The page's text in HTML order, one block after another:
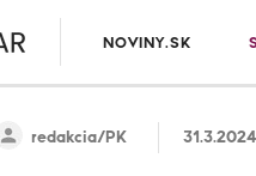
NOVINY.SK
redakcia/PK 31.3.2024